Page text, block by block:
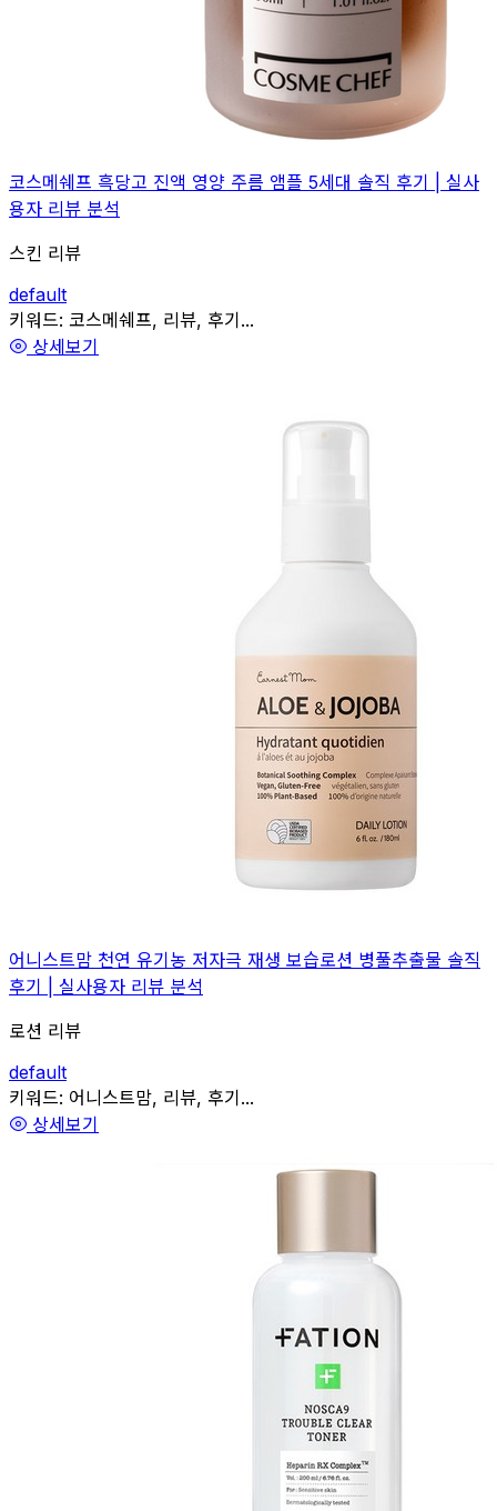
코스메쉐프 흑당고 진액 영양 주름 앰플 5세대 솔직 후기 | 실사
용자 리뷰 분석
스킨 리뷰
default
관련
키워드: 코스메쉐프, 리뷰, 후기...
상세보기
어니스트맘 천연 유기농 저자극 재생 보습로션 병풀추출물 솔직
후기 | 실사용자 리뷰 분석
로션 리뷰
default
관련
키워드: 어니스트맘, 리뷰, 후기...
상세보기